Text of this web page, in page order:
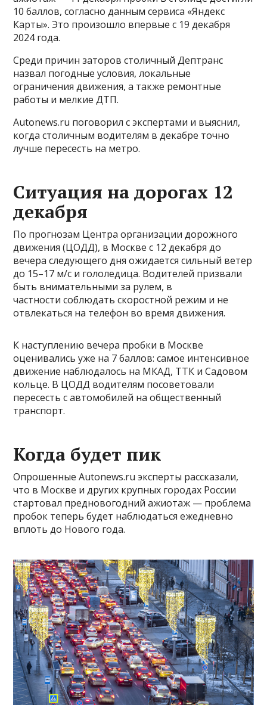
10 баллов, согласно данным сервиса «Яндекс
Карты». Это произошло впервые с 19 декабря
2024 года.
Среди причин заторов столичный Дептранс
назвал погодные условия, локальные
ограничения движения, а также ремонтные
работы и мелкие ДТП.
Autonews.ru поговорил с экспертами и выяснил,
когда столичным водителям в декабре точно
лучше пересесть на метро.
Ситуация на дорогах 12
декабря
По прогнозам Центра организации дорожного
движения (ЦОДД), в Москве с 12 декабря до
вечера следующего дня ожидается сильный ветер
до 15–17 м/с и гололедица. Водителей призвали
быть внимательными за рулем, в
частности соблюдать скоростной режим и не
отвлекаться на телефон во время движения.
К наступлению вечера пробки в Москве
оценивались уже на 7 баллов: самое интенсивное
движение наблюдалось на МКАД, ТТК и Садовом
кольце. В ЦОДД водителям посоветовали
пересесть с автомобилей на общественный
транспорт.
Когда будет пик
Опрошенные Autonews.ru эксперты рассказали,
что в Москве и других крупных городах России
стартовал предновогодний ажиотаж — проблема
пробок теперь будет наблюдаться ежедневно
вплоть до Нового года.